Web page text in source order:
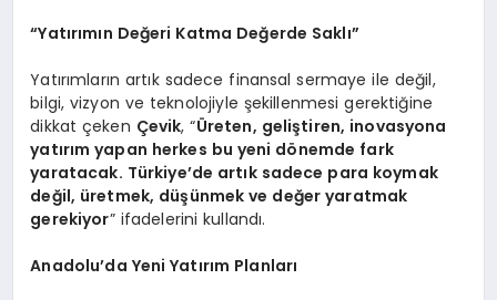
“Yatırımın Değeri Katma Değerde Saklı”
Yatırımların artık sadece finansal sermaye ile değil,
bilgi, vizyon ve teknolojiyle şekillenmesi gerektiğine
dikkat çeken Çevik, “Üreten, geliştiren, inovasyona
yatırım yapan herkes bu yeni dönemde fark
yaratacak. Türkiye’de artık sadece para koymak
değil, üretmek, düşünmek ve değer yaratmak
gerekiyor” ifadelerini kullandı.
Anadolu’da Yeni Yatırım Planları